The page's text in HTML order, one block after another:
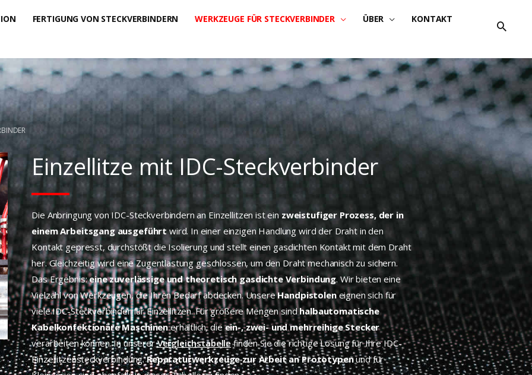
FERTIGUNG VON STECKVERBINDERN WERKZEUGE FÜR STECKVERBINDER ÜBER
KONTAKT
Einzellitze mit IDC-Steckverbinder
Die Anbringung von IDC-Steckverbindern an Einzellitzen ist einzweistufiger Prozess, der in
einem Arbeitsgang ausgeführtwird. In einer einzigen Handlung wird der Draht in den
Kontakt gepresst, durchstößt die Isolierung und stellt einen gasdichten Kontakt mit dem Draht
her. Gleichzeitig wird eine Zugentlastung geschlossen, um den Draht mechanisch zu sichern.
Das Ergebnis:eine zuverlässige und theoretisch gasdichte Verbindung. Wir bieten eine
Vielzahl von Werkzeugen, die Ihren Bedarf abdecken. UnsereHandpistoleneignen sich für
viele IDC-Steckverbinder für Einzellitzen. Für größere Mengen sindhalbautomatische
Kabelkonfektionäre Maschinenerhältlich, dieein-, zwei- und mehrreihige Stecker
verarbeiten können. In unsererVergleichstabellefinden Sie die richtige Lösung für Ihre IDC-
Einzellitzensteckverbindung.Reparaturwerkzeuge zur Arbeit an Prototypenund für